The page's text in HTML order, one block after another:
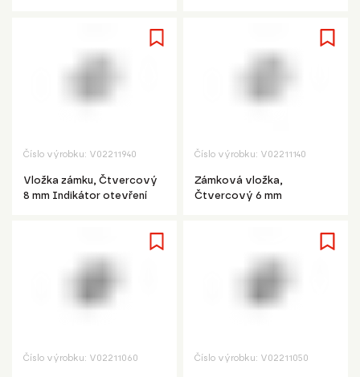
Číslo výrobku: V02211940
Vložka zámku, Čtvercový
8 mm Indikátor otevření
Číslo výrobku: V02211140
Zámková vložka,
Čtvercový 6 mm
Číslo výrobku: V02211060 Číslo výrobku: V02211050